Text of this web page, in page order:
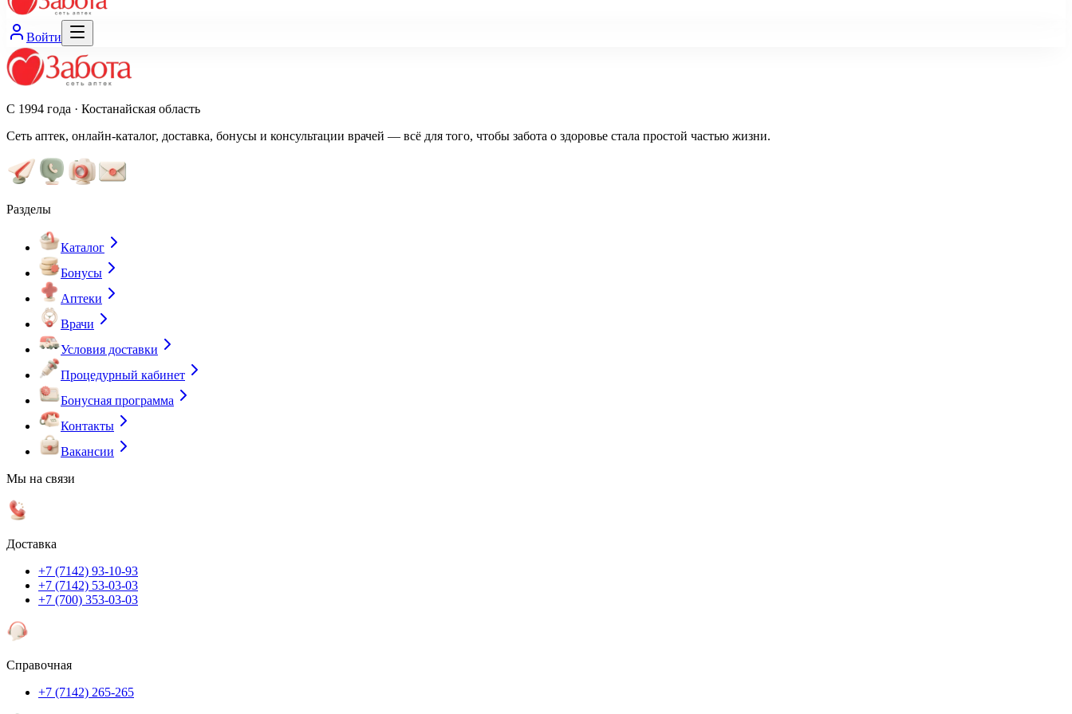
Войти
С 1994 года · Костанайская область
Сеть аптек, онлайн-каталог, доставка, бонусы и консультации врачей — всё для того, чтобы забота о здоровье стала простой частью жизни.
Разделы
Каталог
Бонусы
Аптеки
Врачи
Условия доставки
Процедурный кабинет
Бонусная программа
Контакты
Вакансии
Мы на связи
Доставка
+7 (7142) 93-10-93
+7 (7142) 53-03-03
+7 (700) 353-03-03
Справочная
+7 (7142) 265-265